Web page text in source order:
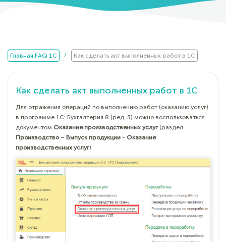
Главная FAQ 1C / Как сделать акт выполненных работ в 1С
Как сделать акт выполненных работ в 1С
Для отражения операций по выполнению работ (оказанию услуг)
в программе 1С: Бухгалтерия 8 (ред. 3) можно воспользоваться
документом Оказание производственных услуг(раздел
Производство– Выпуск продукции - Оказание
производственных услуг)